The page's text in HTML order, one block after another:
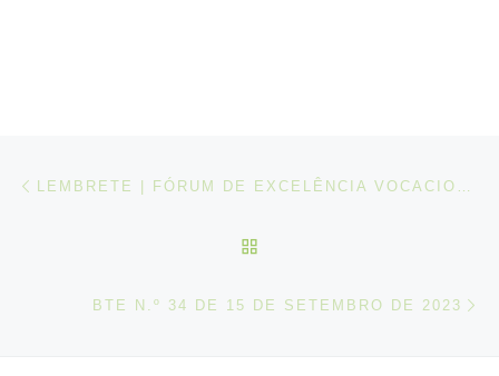
Post navigation
BTE N.º 34 DE 15 DE SETEMBRO DE 2023